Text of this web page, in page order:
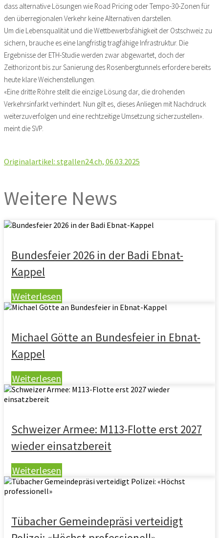
dass alternative Lösungen wie Road Pricing oder Tempo-30-Zonen für
den überregionalen Verkehr keine Alternativen darstellen.
Um die Lebensqualität und die Wettbewerbsfähigkeit der Ostschweiz zu
sichern, brauche es eine langfristig tragfähige Infrastruktur. Die
Ergebnisse der ETH-Studie werden zwar abgewartet, doch der
Zeithorizont bis zur Sanierung des Rosenbergtunnels erfordere bereits
heute klare Weichenstellungen.
«Eine dritte Röhre stellt die einzige Lösung dar, die drohenden
Verkehrsinfarkt verhindert. Nun gilt es, dieses Anliegen mit Nachdruck
weiterzuverfolgen und eine rechtzeitige Umsetzung sicherzustellen».
meint die SVP.
Originalartikel: stgallen24.ch, 06.03.2025
Weitere News
Bundesfeier 2026 in der Badi Ebnat-
Kappel
Weiterlesen
Michael Götte an Bundesfeier in Ebnat-
Kappel
Weiterlesen
Schweizer Armee: M113-Flotte erst 2027
wieder einsatzbereit
Weiterlesen
Tübacher Gemeindepräsi verteidigt